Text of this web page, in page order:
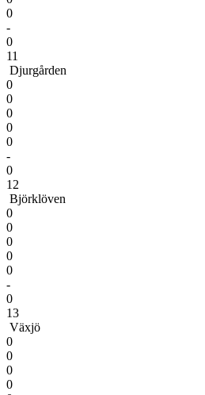
0
-
0
11
Djurgården
0
0
0
0
0
-
0
12
Björklöven
0
0
0
0
0
-
0
13
Växjö
0
0
0
0